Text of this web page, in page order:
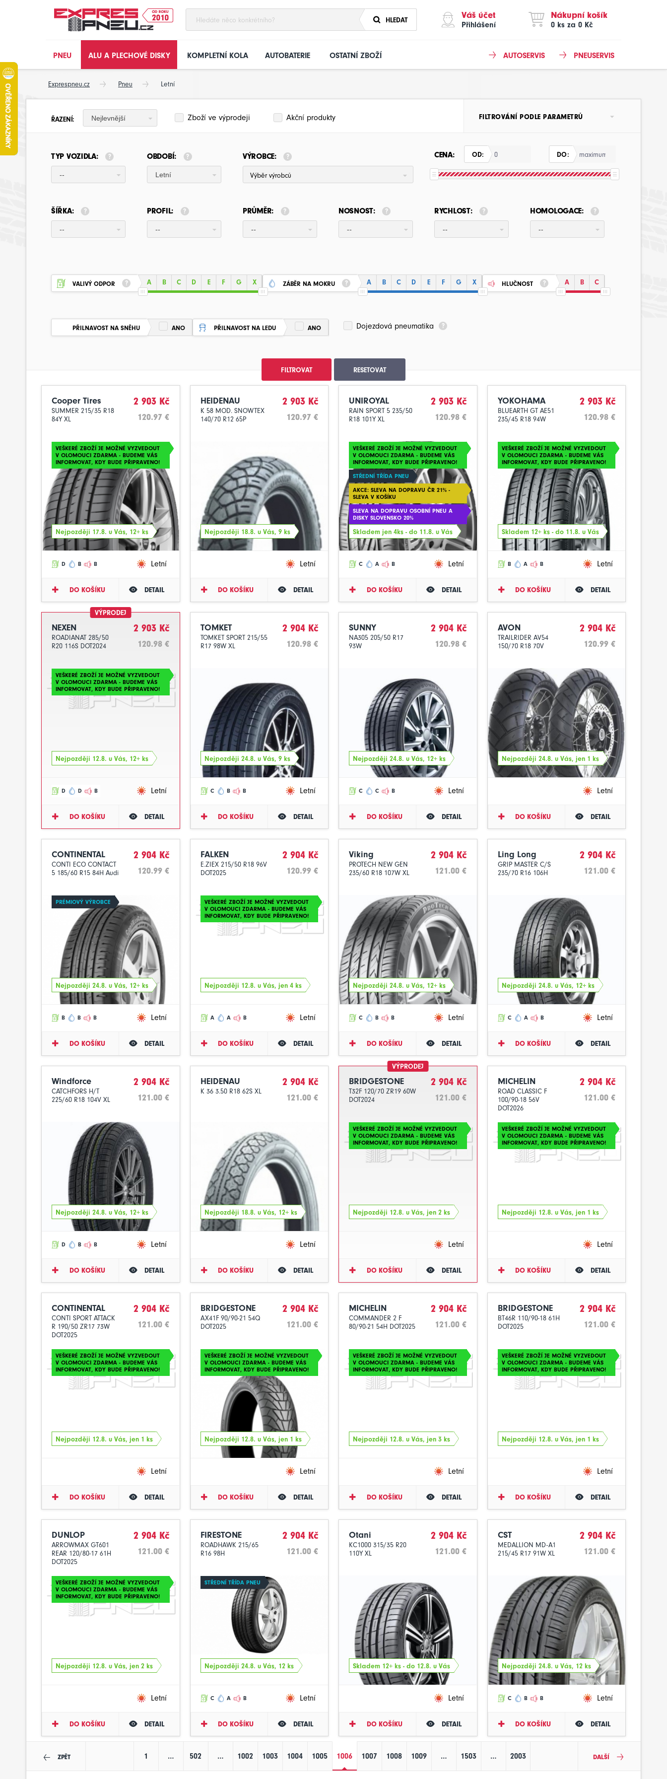
HLEDAT Váš účet
Přihlášení
Nákupní košík
0 ks za 0 Kč
PNEU ALU A PLECHOVÉ DISKY KOMPLETNÍ KOLA AUTOBATERIE OSTATNÍ ZBOŽÍ PNEUSERVIS
AUTOSERVIS
Exprespneu.cz Pneu Letní
ŘAZENÍ: Nejlevnější Zboží ve výprodeji Akční produkty FILTROVÁNÍ PODLE PARAMETRŮ
TYP VOZIDLA:
--
OBDOBÍ:
Letní
VÝROBCE:
Výběr výrobců
CENA: OD: DO:
ŠÍŘKA:
--
PROFIL:
--
PRŮMĚR:
--
NOSNOST:
--
RYCHLOST:
--
HOMOLOGACE:
--
VALIVÝ ODPOR A B C D E F G X ZÁBĚR NA MOKRU A B C D E F G X HLUČNOST A B C
PŘILNAVOST NA SNĚHU ANO PŘILNAVOST NA LEDU ANO Dojezdová pneumatika
FILTROVAT RESETOVAT
Cooper Tires
SUMMER 215/35 R18
84Y XL
2 903 Kč
120.97 €
VEŠKERÉ ZBOŽÍ JE MOŽNÉ VYZVEDOUT
V OLOMOUCI ZDARMA - BUDEME VÁS
INFORMOVAT, KDY BUDE PŘIPRAVENO!
Nejpozději 17.8. u Vás, 12+ ks
D B B Letní
DO KOŠÍKU DETAIL
HEIDENAU
K 58 MOD. SNOWTEX
140/70 R12 65P
2 903 Kč
120.97 €
Nejpozději 18.8. u Vás, 9 ks
Letní
DO KOŠÍKU DETAIL
UNIROYAL
RAIN SPORT 5 235/50
R18 101Y XL
2 903 Kč
120.98 €
VEŠKERÉ ZBOŽÍ JE MOŽNÉ VYZVEDOUT
V OLOMOUCI ZDARMA - BUDEME VÁS
INFORMOVAT, KDY BUDE PŘIPRAVENO!
STŘEDNÍ TŘÍDA PNEU
AKCE: SLEVA NA DOPRAVU ČR 21% -
SLEVA V KOŠÍKU
SLEVA NA DOPRAVU OSOBNÍ PNEU A
DISKY SLOVENSKO 20%
Skladem jen 4ks - do 11.8. u Vás
C A B Letní
DO KOŠÍKU DETAIL
YOKOHAMA
BLUEARTH GT AE51
235/45 R18 94W
2 903 Kč
120.98 €
VEŠKERÉ ZBOŽÍ JE MOŽNÉ VYZVEDOUT
V OLOMOUCI ZDARMA - BUDEME VÁS
INFORMOVAT, KDY BUDE PŘIPRAVENO!
Skladem 12+ ks - do 11.8. u Vás
B A B Letní
DO KOŠÍKU DETAIL
VÝPRODEJ
NEXEN
ROADIANAT 285/50
R20 116S DOT2024
2 903 Kč
120.98 €
VEŠKERÉ ZBOŽÍ JE MOŽNÉ VYZVEDOUT
V OLOMOUCI ZDARMA - BUDEME VÁS
INFORMOVAT, KDY BUDE PŘIPRAVENO!
Nejpozději 12.8. u Vás, 12+ ks
D D B Letní
DO KOŠÍKU DETAIL
TOMKET
TOMKET SPORT 215/55
R17 98W XL
2 904 Kč
120.98 €
Nejpozději 24.8. u Vás, 9 ks
C B B Letní
DO KOŠÍKU DETAIL
SUNNY
NA305 205/50 R17
93W
2 904 Kč
120.98 €
Nejpozději 24.8. u Vás, 12+ ks
C C B Letní
DO KOŠÍKU DETAIL
AVON
TRAILRIDER AV54
150/70 R18 70V
2 904 Kč
120.99 €
Nejpozději 24.8. u Vás, jen 1 ks
Letní
DO KOŠÍKU DETAIL
CONTINENTAL
CONTI ECO CONTACT
5 185/60 R15 84H Audi
2 904 Kč
120.99 €
PRÉMIOVÝ VÝROBCE
Nejpozději 24.8. u Vás, 12+ ks
B B B Letní
DO KOŠÍKU DETAIL
FALKEN
E.ZIEX 215/50 R18 96V
DOT2025
2 904 Kč
120.99 €
VEŠKERÉ ZBOŽÍ JE MOŽNÉ VYZVEDOUT
V OLOMOUCI ZDARMA - BUDEME VÁS
INFORMOVAT, KDY BUDE PŘIPRAVENO!
Nejpozději 12.8. u Vás, jen 4 ks
A A B Letní
DO KOŠÍKU DETAIL
Viking
PROTECH NEW GEN
235/60 R18 107W XL
2 904 Kč
121.00 €
Nejpozději 24.8. u Vás, 12+ ks
C B B Letní
DO KOŠÍKU DETAIL
Ling Long
GRIP MASTER C/S
235/70 R16 106H
2 904 Kč
121.00 €
Nejpozději 24.8. u Vás, 12+ ks
C A B Letní
DO KOŠÍKU DETAIL
Windforce
CATCHFORS H/T
225/60 R18 104V XL
2 904 Kč
121.00 €
Nejpozději 24.8. u Vás, 12+ ks
D B B Letní
DO KOŠÍKU DETAIL
HEIDENAU
K 36 3.50 R18 62S XL
2 904 Kč
121.00 €
Nejpozději 18.8. u Vás, 12+ ks
Letní
DO KOŠÍKU DETAIL
VÝPRODEJ
BRIDGESTONE
T32F 120/70 ZR19 60W
DOT2024
2 904 Kč
121.00 €
VEŠKERÉ ZBOŽÍ JE MOŽNÉ VYZVEDOUT
V OLOMOUCI ZDARMA - BUDEME VÁS
INFORMOVAT, KDY BUDE PŘIPRAVENO!
Nejpozději 12.8. u Vás, jen 2 ks
Letní
DO KOŠÍKU DETAIL
MICHELIN
ROAD CLASSIC F
100/90-18 56V
DOT2026
2 904 Kč
121.00 €
VEŠKERÉ ZBOŽÍ JE MOŽNÉ VYZVEDOUT
V OLOMOUCI ZDARMA - BUDEME VÁS
INFORMOVAT, KDY BUDE PŘIPRAVENO!
Nejpozději 12.8. u Vás, jen 1 ks
Letní
DO KOŠÍKU DETAIL
CONTINENTAL
CONTI SPORT ATTACK
R 190/50 ZR17 73W
DOT2025
2 904 Kč
121.00 €
VEŠKERÉ ZBOŽÍ JE MOŽNÉ VYZVEDOUT
V OLOMOUCI ZDARMA - BUDEME VÁS
INFORMOVAT, KDY BUDE PŘIPRAVENO!
Nejpozději 12.8. u Vás, jen 1 ks
Letní
DO KOŠÍKU DETAIL
BRIDGESTONE
AX41F 90/90-21 54Q
DOT2025
2 904 Kč
121.00 €
VEŠKERÉ ZBOŽÍ JE MOŽNÉ VYZVEDOUT
V OLOMOUCI ZDARMA - BUDEME VÁS
INFORMOVAT, KDY BUDE PŘIPRAVENO!
Nejpozději 12.8. u Vás, jen 1 ks
Letní
DO KOŠÍKU DETAIL
MICHELIN
COMMANDER 2 F
80/90-21 54H DOT2025
2 904 Kč
121.00 €
VEŠKERÉ ZBOŽÍ JE MOŽNÉ VYZVEDOUT
V OLOMOUCI ZDARMA - BUDEME VÁS
INFORMOVAT, KDY BUDE PŘIPRAVENO!
Nejpozději 12.8. u Vás, jen 3 ks
Letní
DO KOŠÍKU DETAIL
BRIDGESTONE
BT46R 110/90-18 61H
DOT2025
2 904 Kč
121.00 €
VEŠKERÉ ZBOŽÍ JE MOŽNÉ VYZVEDOUT
V OLOMOUCI ZDARMA - BUDEME VÁS
INFORMOVAT, KDY BUDE PŘIPRAVENO!
Nejpozději 12.8. u Vás, jen 1 ks
Letní
DO KOŠÍKU DETAIL
DUNLOP
ARROWMAX GT601
REAR 120/80-17 61H
DOT2025
2 904 Kč
121.00 €
VEŠKERÉ ZBOŽÍ JE MOŽNÉ VYZVEDOUT
V OLOMOUCI ZDARMA - BUDEME VÁS
INFORMOVAT, KDY BUDE PŘIPRAVENO!
Nejpozději 12.8. u Vás, jen 2 ks
Letní
DO KOŠÍKU DETAIL
FIRESTONE
ROADHAWK 215/65
R16 98H
2 904 Kč
121.00 €
STŘEDNÍ TŘÍDA PNEU
Nejpozději 24.8. u Vás, 12 ks
C A B Letní
DO KOŠÍKU DETAIL
Otani
KC1000 315/35 R20
110Y XL
2 904 Kč
121.00 €
Skladem 12+ ks - do 12.8. u Vás
Letní
DO KOŠÍKU DETAIL
CST
MEDALLION MD-A1
215/45 R17 91W XL
2 904 Kč
121.00 €
Nejpozději 24.8. u Vás, 12 ks
C B B Letní
DO KOŠÍKU DETAIL
ZPĚT 1 … 502 … 1002 1003 1004 1005 1006 1007 1008 1009 … 1503 … 2003 DALŠÍ